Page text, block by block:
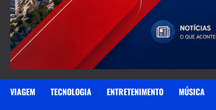
VIAGEM TECNOLOGIA ENTRETENIMENTO MÚSICA